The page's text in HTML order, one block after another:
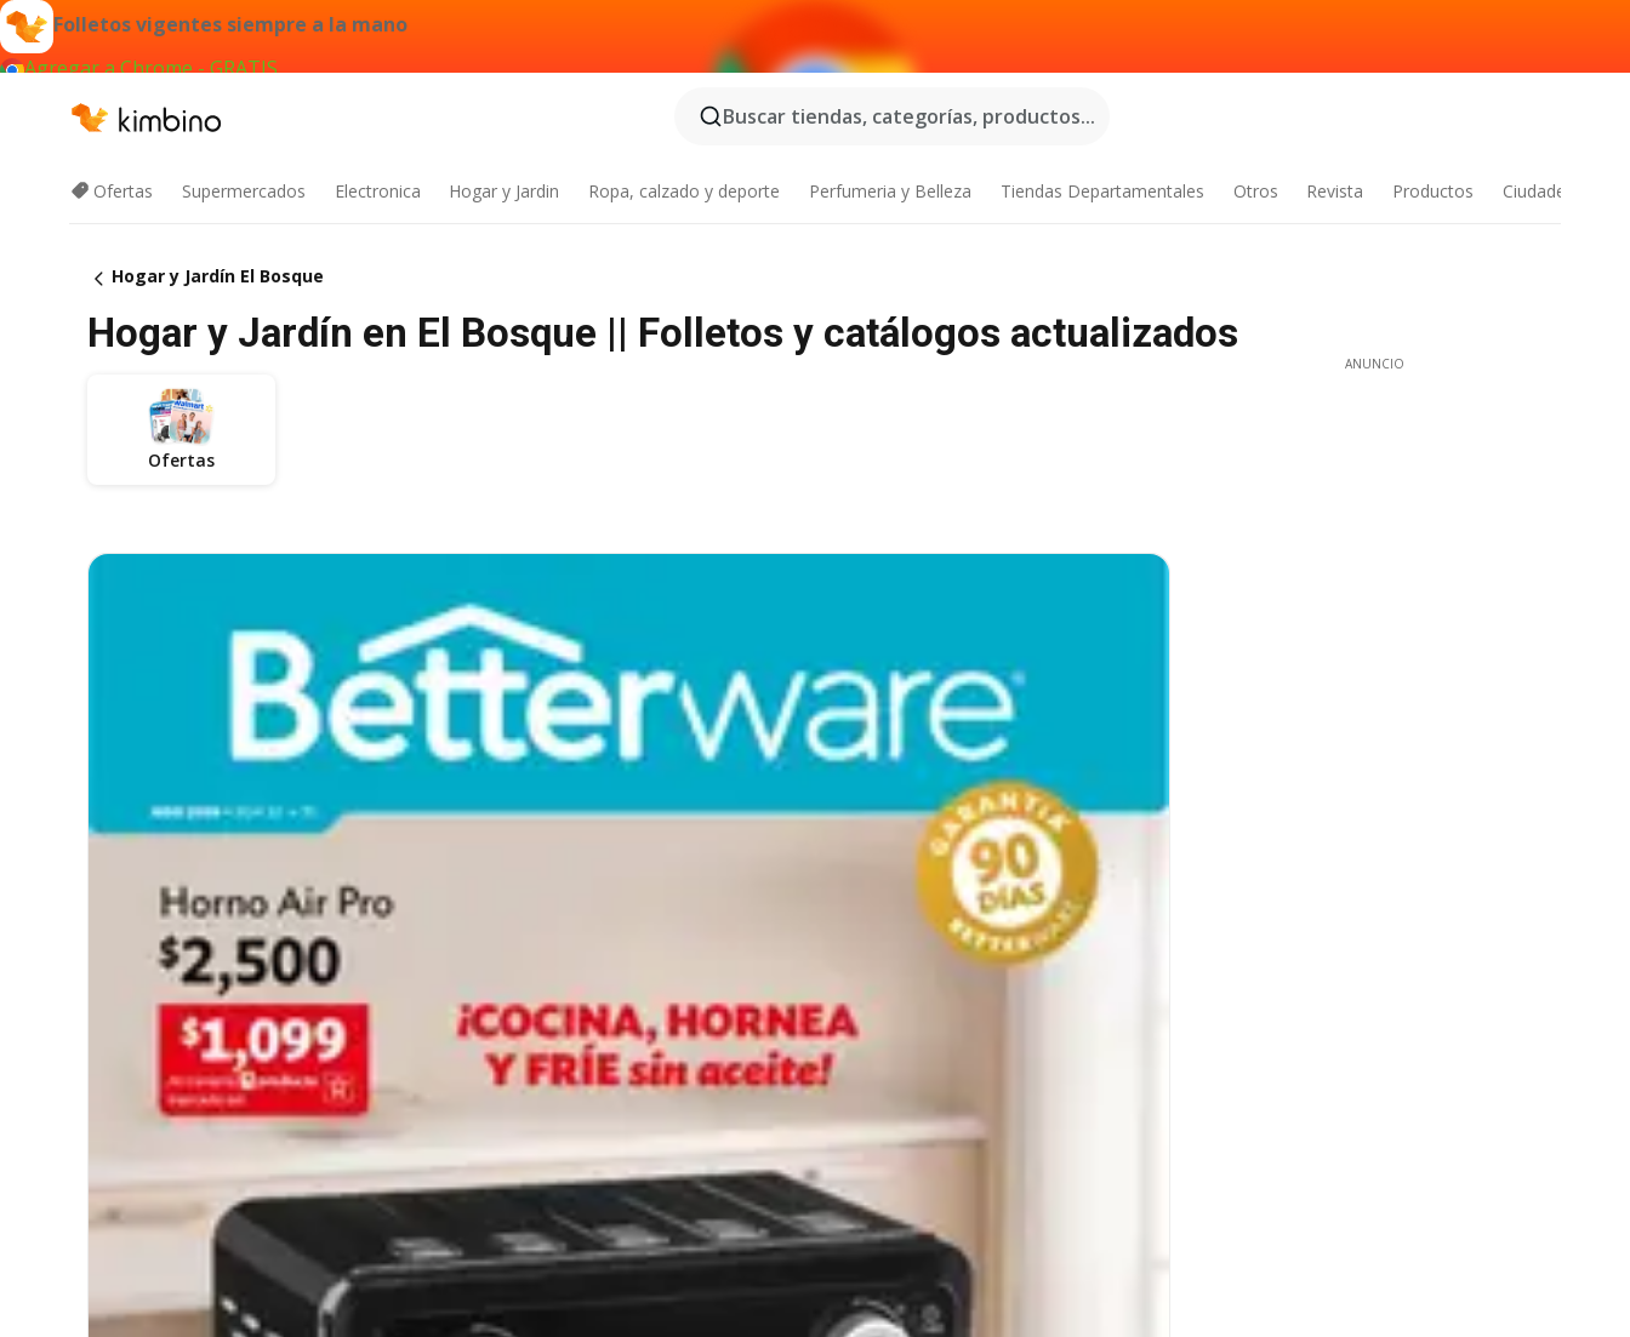
Folletos vigentes siempre a la mano
Agregar a Chrome - GRATIS
Buscar tiendas, categorías, productos...
Ofertas Supermercados Electronica Hogar y Jardin Ropa, calzado y deporte Perfumeria y Belleza Tiendas Departamentales Otros Revista Productos Ciudades
Hogar y Jardín El Bosque
Hogar y Jardín en El Bosque || Folletos y catálogos actualizados
Ofertas
ANUNCIO